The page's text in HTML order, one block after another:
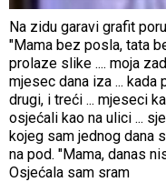
Na zidu garavi grafit
"Mama bez posla, tata
prolaze slike .... moja
mjesec dana iza ... kada
drugi, i treći ... mjeseci
osjećali kao na ulici ...
kojeg sam jednog dana
na pod. "Mama, danas
Osjećala sam sram